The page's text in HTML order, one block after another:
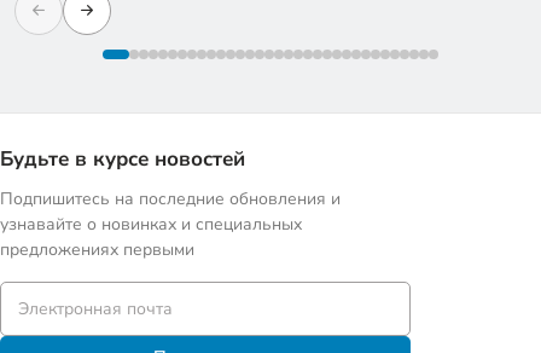
Будьте в курсе новостей
Подпишитесь на последние обновления и
узнавайте о новинках и специальных
предложениях первыми